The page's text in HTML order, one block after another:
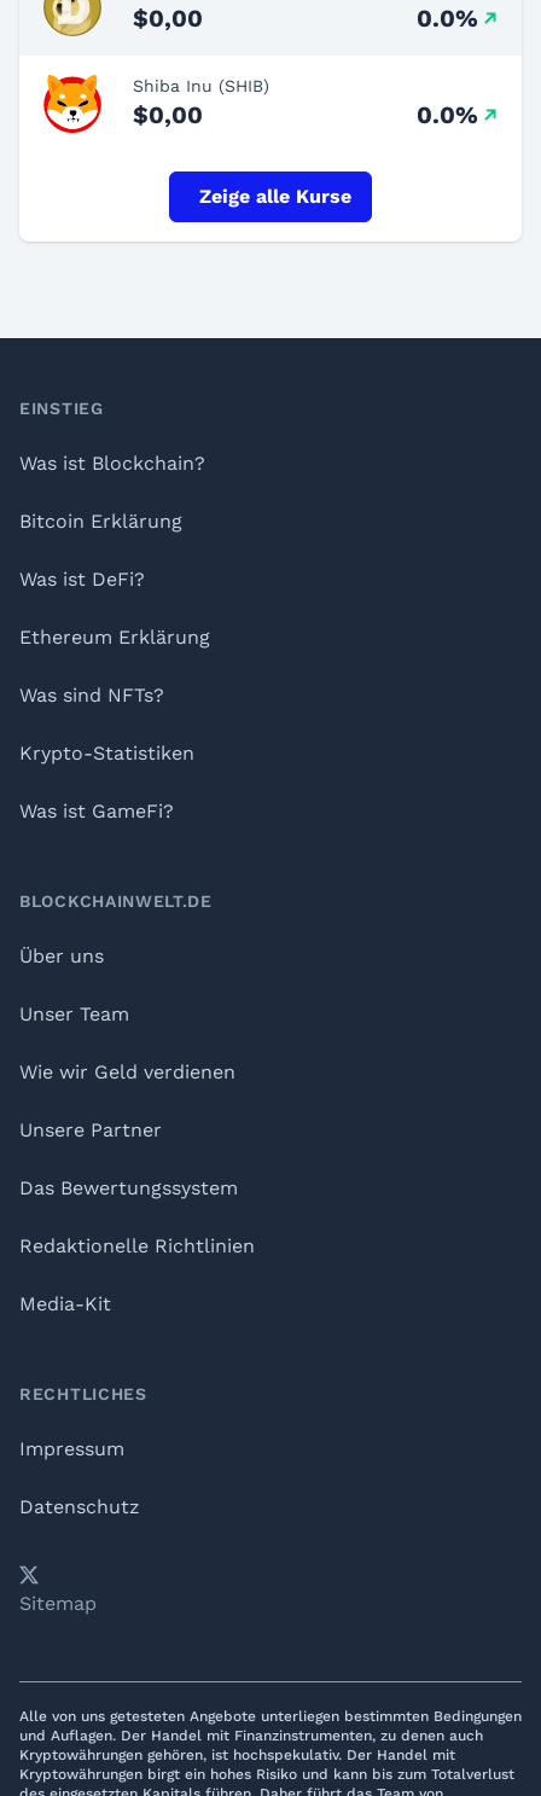
$0,00 0.0%
Shiba Inu (SHIB)
$0,00 0.0%
Zeige alle Kurse
Footer
EINSTIEG
Was ist Blockchain?
Bitcoin Erklärung
Was ist DeFi?
Ethereum Erklärung
Was sind NFTs?
Krypto-Statistiken
Was ist GameFi?
BLOCKCHAINWELT.DE
Über uns
Unser Team
Wie wir Geld verdienen
Unsere Partner
Das Bewertungssystem
Redaktionelle Richtlinien
Media-Kit
RECHTLICHES
Impressum
Datenschutz
YouTube
𝕏LinkedIn
Telegram
Sitemap
Alle von uns getesteten Angebote unterliegen bestimmten Bedingungen
und Auflagen. Der Handel mit Finanzinstrumenten, zu denen auch
Kryptowährungen gehören, ist hochspekulativ. Der Handel mit
Kryptowährungen birgt ein hohes Risiko und kann bis zum Totalverlust